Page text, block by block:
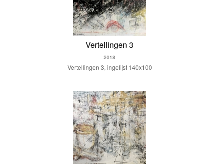
Vertellingen 3
2018
Vertellingen 3, ingelijst 140x100